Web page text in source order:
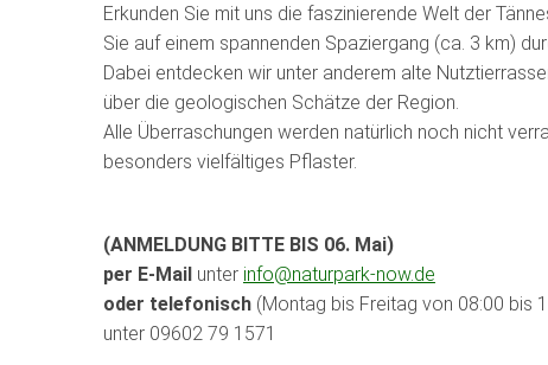
Erkunden Sie mit uns die faszinierende Welt der
Sie auf einem spannenden Spaziergang (ca. 3 km)
Dabei entdecken wir unter anderem alte
über die geologischen Schätze der Region.
Alle Überraschungen werden natürlich noch nicht
besonders vielfältiges Pflaster.
(ANMELDUNG BITTE BIS 06. Mai)
per E-Mail unter info@naturpark-now.de
oder telefonisch (Montag bis Freitag von 08:00 bis
unter 09602 79 1571